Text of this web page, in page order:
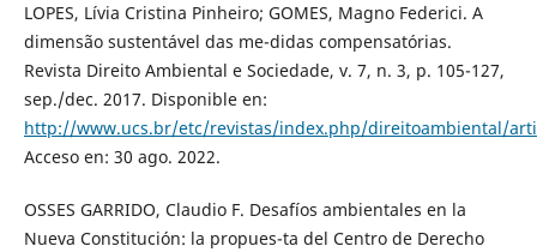
LOPES, Lívia Cristina Pinheiro; GOMES, Magno Federici. A
dimensão sustentável das me-didas compensatórias.
Revista Direito Ambiental e Sociedade, v. 7, n. 3, p. 105-127,
sep./dec. 2017. Disponible en:
http://www.ucs.br/etc/revistas/index.php/direitoambiental/
Acceso en: 30 ago. 2022.
OSSES GARRIDO, Claudio F. Desafíos ambientales en la
Nueva Constitución: la propues-ta del Centro de Derecho